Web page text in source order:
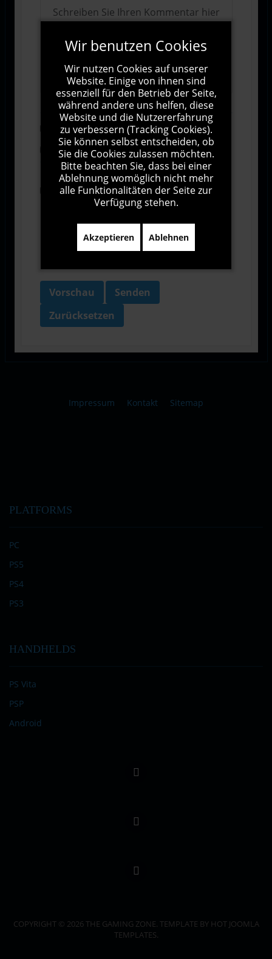
1000Zeichen übrig
Abonnieren
Ich stimme den Allgemeinen
Geschäftsbedingungen zu.
Ich bin damit einverstanden, dass diese Website
meine Daten über dieses Formular erhebt.
Vorschau
Senden
Zurücksetzen
Impressum Kontakt Sitemap
PLATFORMS
PC
PS5
PS4
PS3
HANDHELDS
PS Vita
PSP
Android
COPYRIGHT © 2026 THE GAMING ZONE. TEMPLATE BY HOT JOOMLA
TEMPLATES.
Wir benutzen Cookies
Wir nutzen Cookies auf unserer
Website. Einige von ihnen sind
essenziell für den Betrieb der Seite,
während andere uns helfen, diese
Website und die Nutzererfahrung
zu verbessern (Tracking Cookies).
Sie können selbst entscheiden, ob
Sie die Cookies zulassen möchten.
Bitte beachten Sie, dass bei einer
Ablehnung womöglich nicht mehr
alle Funktionalitäten der Seite zur
Verfügung stehen.
Akzeptieren Ablehnen